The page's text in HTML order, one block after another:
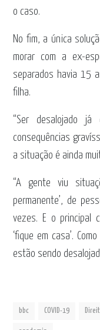
o caso.
No fim, a única
morar com a ex-
separados havia 15
filha.
“Ser desalojado
consequências
a situação é ainda
“A gente viu
permanente’, de
vezes. E o principal
‘fique em casa’.
estão sendo
bbc COVID-19